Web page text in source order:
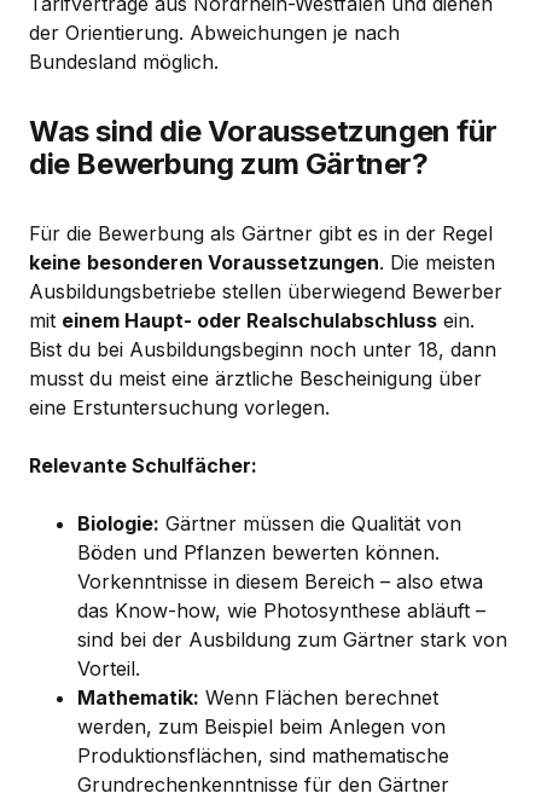
der Orientierung. Abweichungen je nach
Bundesland möglich.
Was sind die Voraussetzungen für
die Bewerbung zum Gärtner?
Für die Bewerbung als Gärtner gibt es in der Regel
keine besonderen Voraussetzungen. Die meisten
Ausbildungsbetriebe stellen überwiegend Bewerber
mit einem Haupt- oder Realschulabschluss ein.
Bist du bei Ausbildungsbeginn noch unter 18, dann
musst du meist eine ärztliche Bescheinigung über
eine Erstuntersuchung vorlegen.
Relevante Schulfächer:
Biologie: Gärtner müssen die Qualität von
Böden und Pflanzen bewerten können.
Vorkenntnisse in diesem Bereich – also etwa
das Know-how, wie Photosynthese abläuft –
sind bei der Ausbildung zum Gärtner stark von
Vorteil.
Mathematik: Wenn Flächen berechnet
werden, zum Beispiel beim Anlegen von
Produktionsflächen, sind mathematische
Grundrechenkenntnisse für den Gärtner